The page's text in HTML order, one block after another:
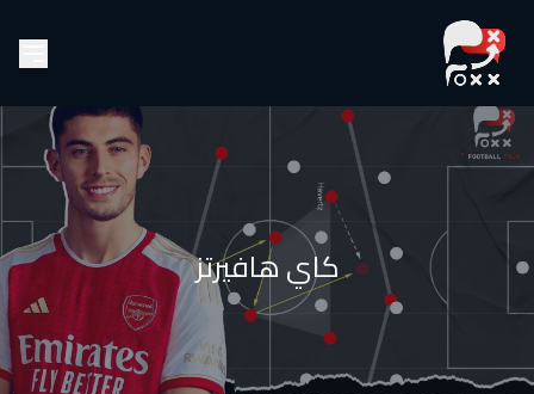
كاي هافيرتز